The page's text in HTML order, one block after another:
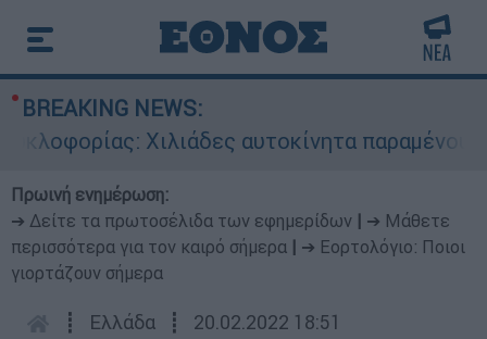
BREAKING NEWS:
Χιλιάδες αυτοκίνητα παραμένουν
Πρωινή ενημέρωση:
➔ Δείτε τα πρωτοσέλιδα των εφημερίδων
➔ Μάθετε
περισσότερα για τον καιρό σήμερα
➔ Εορτολόγιο: Ποιοι
γιορτάζουν σήμερα
┋ Ελλάδα ┋ 20.02.2022 18:51